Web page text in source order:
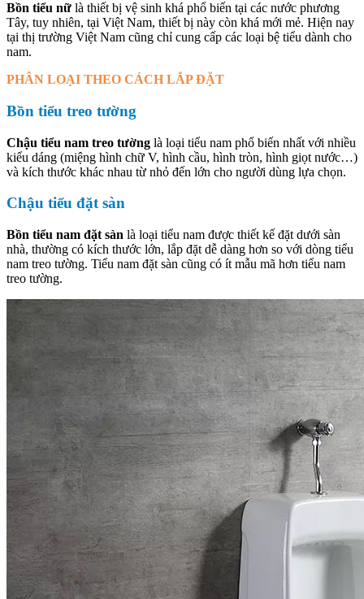
Bồn tiểu nữ là thiết bị vệ sinh khá phổ biến tại các nước phương
Tây, tuy nhiên, tại Việt Nam, thiết bị này còn khá mới mẻ. Hiện nay
tại thị trường Việt Nam cũng chỉ cung cấp các loại bệ tiểu dành cho
nam.
PHÂN LOẠI THEO CÁCH LẮP ĐẶT
Bồn tiểu treo tường
Chậu tiểu nam treo tường là loại tiểu nam phổ biến nhất với nhiều
kiểu dáng (miệng hình chữ V, hình cầu, hình tròn, hình giọt nước…)
và kích thước khác nhau từ nhỏ đến lớn cho người dùng lựa chọn.
Chậu tiểu đặt sàn
Bồn tiểu nam đặt sàn là loại tiểu nam được thiết kế đặt dưới sàn
nhà, thường có kích thước lớn, lắp đặt dễ dàng hơn so với dòng tiểu
nam treo tường. Tiểu nam đặt sàn cũng có ít mẫu mã hơn tiểu nam
treo tường.